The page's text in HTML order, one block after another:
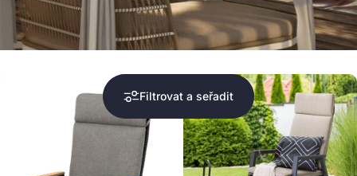
Filtrovat a seřadit